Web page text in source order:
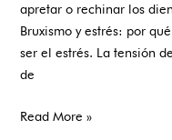
apretar o rechinar los
Bruxismo y estrés: por
ser el estrés. La tensión
de
Read More »